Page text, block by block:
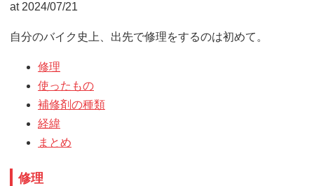
at 2024/07/21
自分のバイク史上、出先で修理をするのは初めて。
修理
使ったもの
補修剤の種類
経緯
まとめ
修理